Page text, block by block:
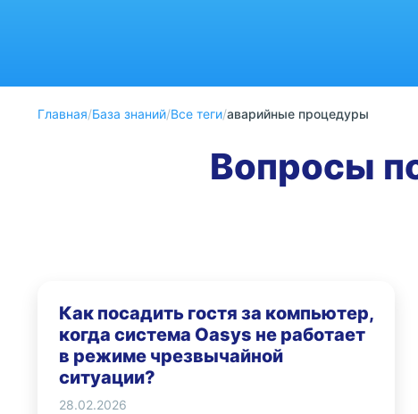
Главная/База знаний/Все теги/аварийные процедуры
Вопросы
Как посадить гостя за компьютер,
когда система Oasys не работает
в режиме чрезвычайной
ситуации?
28.02.2026